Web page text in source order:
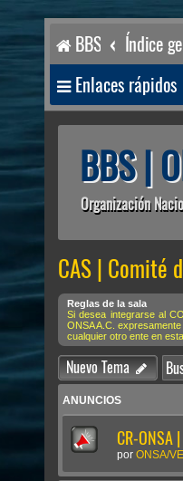
BBS Índice
Enlaces rápidos
BBS |
Organización
CAS | Comité
Reglas de la sala
Si desea integrarse al
ONSA A.C.
cualquier otro ente en
Nuevo Tema
ANUNCIOS
CR-ONSA
por ONSA/VE